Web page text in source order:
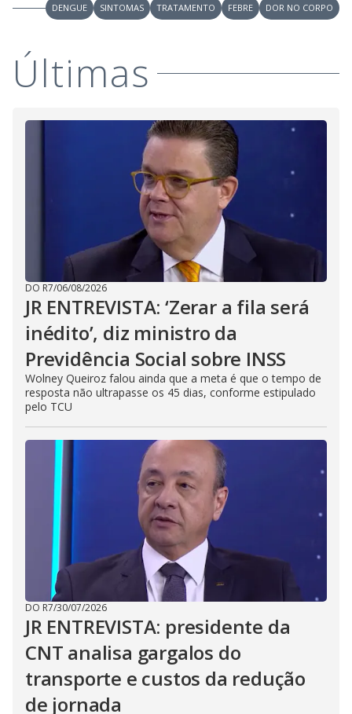
DENGUE SINTOMAS TRATAMENTO FEBRE DOR NO CORPO
Últimas
DO R7/06/08/2026
JR ENTREVISTA: ‘Zerar a fila será
inédito’, diz ministro da
Previdência Social sobre INSS
Wolney Queiroz falou ainda que a meta é que o tempo de
resposta não ultrapasse os 45 dias, conforme estipulado
pelo TCU
DO R7/30/07/2026
JR ENTREVISTA: presidente da
CNT analisa gargalos do
transporte e custos da redução
de jornada